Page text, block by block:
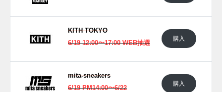
Salehe Bembury(@salehebembury)がシェアした投稿
KITH TOKYO
6/19 12:00〜17:00 WEB抽選
購入
mita-sneakers
6/19 PM14:00〜6/22
購入